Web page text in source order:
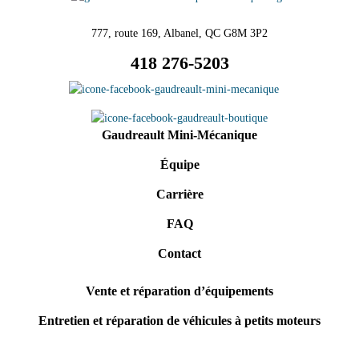
777, route 169, Albanel, QC G8M 3P2
418 276-5203
Gaudreault Mini-Mécanique
Équipe
Carrière
FAQ
Contact
Vente et réparation d’équipements
Entretien et réparation de véhicules à petits moteurs